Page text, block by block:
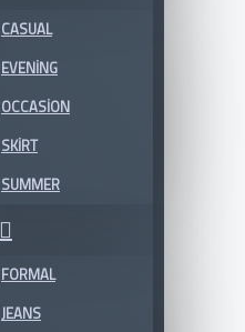
CASUAL
EVENING
OCCASION
SKIRT
SUMMER
FORMAL
JEANS